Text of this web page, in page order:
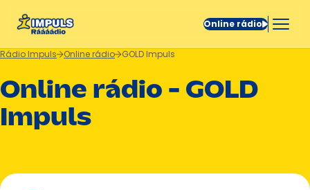
Online rádio
Rádio Impuls Online rádio GOLD Impuls
Online rádio - GOLD
Impuls